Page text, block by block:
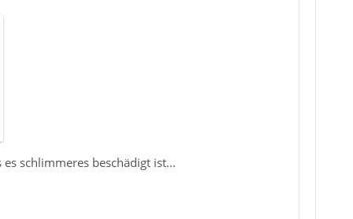
schlimmeres beschädigt ist...